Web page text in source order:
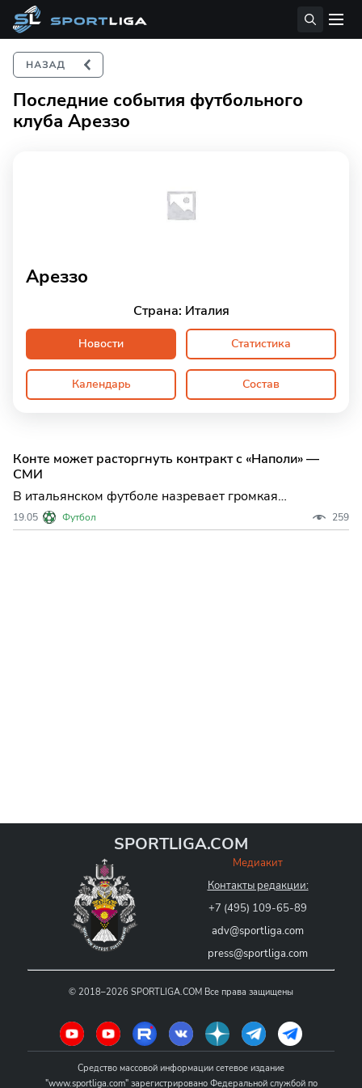
Последние события футбольного
клуба Ареззо
Ареззо
Страна: Италия
Новости Статистика
Календарь Состав
Конте может расторгнуть контракт с «Наполи» —
СМИ
В итальянском футболе назревает громкая
перестановка: Антонио Конте, главный тренер
"Наполи", может в ближайшее время покинуть свой
19.05 Футбол 259
SPORTLIGA.COM
Медиакит
Контакты редакции:
+7 (495) 109-65-89
adv@sportliga.com
press@sportliga.com
© 2018–2026 SPORTLIGA.COM Все права защищены
Средство массовой информации сетевое издание
"www.sportliga.com" зарегистрировано Федеральной службой по